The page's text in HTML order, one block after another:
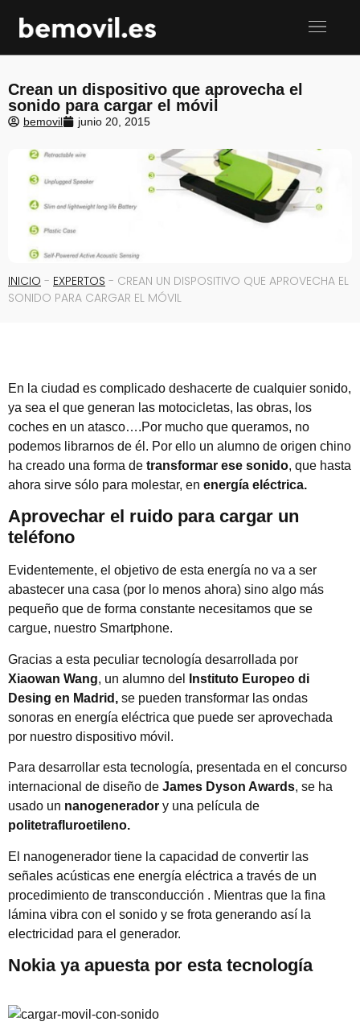
INICIO - EXPERTOS - CREAN UN DISPOSITIVO QUE APROVECHA EL
SONIDO PARA CARGAR EL MÓVIL
Crean un dispositivo que aprovecha el
sonido para cargar el móvil
bemovil junio 20, 2015
En la ciudad es complicado deshacerte de cualquier sonido,
ya sea el que generan las motocicletas, las obras, los
coches en un atasco….Por mucho que queramos, no
podemos librarnos de él. Por ello un alumno de origen chino
ha creado una forma de transformar ese sonido, que hasta
ahora sirve sólo para molestar, en energía eléctrica.
Aprovechar el ruido para cargar un
teléfono
Evidentemente, el objetivo de esta energía no va a ser
abastecer una casa (por lo menos ahora) sino algo más
pequeño que de forma constante necesitamos que se
cargue, nuestro Smartphone.
Gracias a esta peculiar tecnología desarrollada por
Xiaowan Wang, un alumno del
Instituto Europeo di
Desing en Madrid, se pueden transformar las ondas
sonoras en energía eléctrica que puede ser aprovechada
por nuestro dispositivo móvil.
Para desarrollar esta tecnología, presentada en el concurso
internacional de diseño de James Dyson Awards, se ha
usado un nanogenerador y una película de
politetrafluroetileno.
El nanogenerador tiene la capacidad de convertir las
señales acústicas ene energía eléctrica a través de un
procedimiento de transconducción . Mientras que la fina
lámina vibra con el sonido y se frota generando así la
electricidad para el generador.
Nokia ya apuesta por esta tecnología